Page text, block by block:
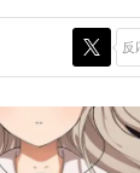
作家たち
響を受けた作家さ
ツ産業やカルチャ
ゲーム産業史
ーム史における主
、開発者へのイン
反